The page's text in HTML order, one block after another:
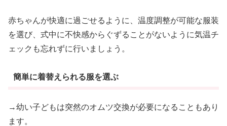
赤ちゃんが快適に過ごせるように、温度調整が可能な服装
を選び、式中に不快感からぐずることがないように気温チ
ェックも忘れずに行いましょう。
簡単に着替えられる服を選ぶ
→幼い子どもは突然のオムツ交換が必要になることもあり
ます。